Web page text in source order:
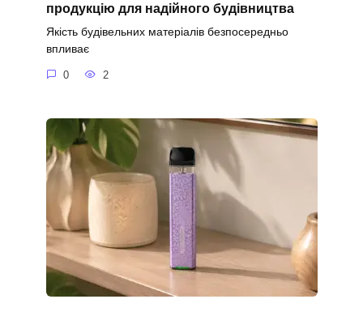
продукцію для надійного будівництва
Якість будівельних матеріалів безпосередньо
впливає
0 2